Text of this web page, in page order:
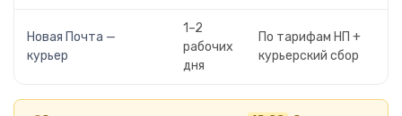
Новая Почта —
курьер
1–2
рабочих
дня
По тарифам НП +
курьерский сбор